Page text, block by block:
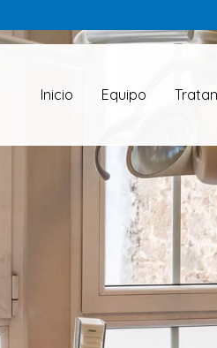
Inicio Equipo